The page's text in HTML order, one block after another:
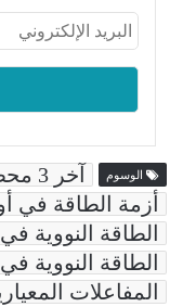
الوسوم
آخر 3 محطات نووية في ألمانيا
أزمة الطاقة في
الطاقة النووية
الطاقة النووية
المفاعلات